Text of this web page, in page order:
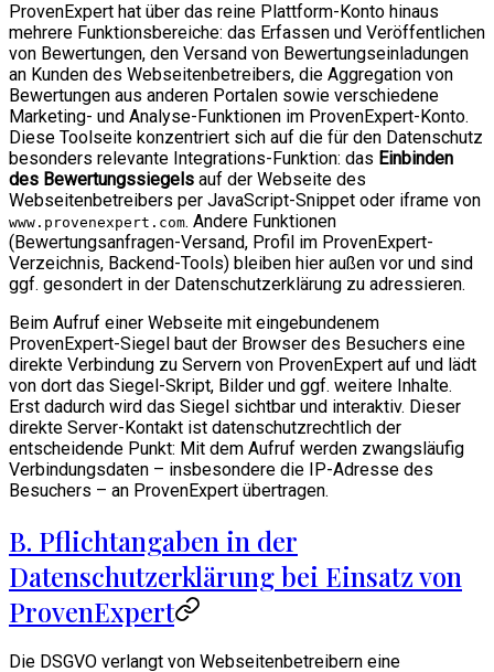
ProvenExpert hat über das reine Plattform-Konto hinaus
mehrere Funktionsbereiche: das Erfassen und Veröffentlichen
von Bewertungen, den Versand von Bewertungseinladungen
an Kunden des Webseitenbetreibers, die Aggregation von
Bewertungen aus anderen Portalen sowie verschiedene
Marketing- und Analyse-Funktionen im ProvenExpert-Konto.
Diese Toolseite konzentriert sich auf die für den Datenschutz
besonders relevante Integrations-Funktion: das Einbinden
des Bewertungssiegels auf der Webseite des
Webseitenbetreibers per JavaScript-Snippet oder iframe von
www.provenexpert.com. Andere Funktionen
(Bewertungsanfragen-Versand, Profil im ProvenExpert-
Verzeichnis, Backend-Tools) bleiben hier außen vor und sind
ggf. gesondert in der Datenschutzerklärung zu adressieren.
Beim Aufruf einer Webseite mit eingebundenem
ProvenExpert-Siegel baut der Browser des Besuchers eine
direkte Verbindung zu Servern von ProvenExpert auf und lädt
von dort das Siegel-Skript, Bilder und ggf. weitere Inhalte.
Erst dadurch wird das Siegel sichtbar und interaktiv. Dieser
direkte Server-Kontakt ist datenschutzrechtlich der
entscheidende Punkt: Mit dem Aufruf werden zwangsläufig
Verbindungsdaten – insbesondere die IP-Adresse des
Besuchers – an ProvenExpert übertragen.
B. Pflichtangaben in der
Datenschutzerklärung bei Einsatz von
ProvenExpert
Die DSGVO verlangt von Webseitenbetreibern eine